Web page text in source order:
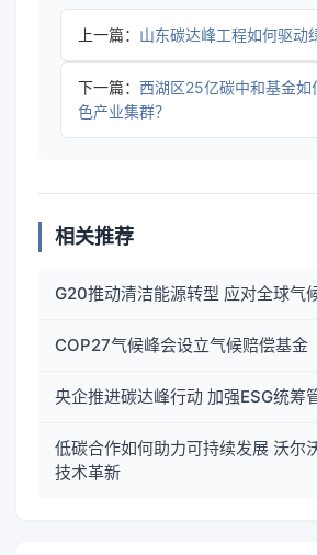
上一篇： 山东碳达峰工程如何驱动
下一篇： 西湖区25亿碳中和基金如
色产业集群？
相关推荐
G20推动清洁能源转型 应对全球气
COP27气候峰会设立气候赔偿基金
央企推进碳达峰行动 加强ESG统筹
低碳合作如何助力可持续发展 沃尔
技术革新